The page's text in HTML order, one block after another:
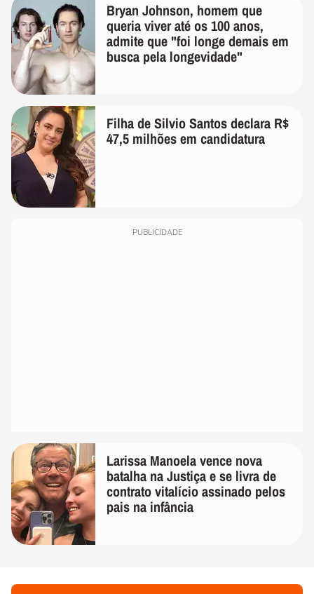
Bryan Johnson, homem que
queria viver até os 100 anos,
admite que "foi longe demais em
busca pela longevidade"
Filha de Silvio Santos declara R$
47,5 milhões em candidatura
PUBLICIDADE
Larissa Manoela vence nova
batalha na Justiça e se livra de
contrato vitalício assinado pelos
pais na infância